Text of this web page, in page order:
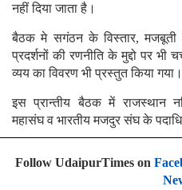
नहीं दिया जाता है।
बैठक मे सगंठन के विस्तार,
प्रदर्शनों की रणनीति के मुद्दो पर
व्यय का विवरण भी प्रस्तुत किया गया।
इस प्रान्तीय बैठक में राजस्थान
महासंघ व भारतीय मजदुर संघ के
Follow UdaipurTimes on